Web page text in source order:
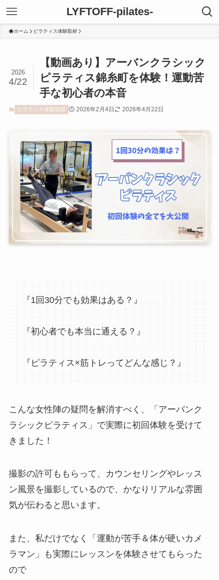
LYFTOFF-pilates-
ホーム ピラティス体験取材
【動画あり】アーバンクラシック
ピラティス錦糸町を体験！運動苦
手な初心者の本音
2026
4/22
ピラティス体験取材 2026年2月4日 2026年4月22日
『1回30分でも効果はある？』
『初心者でも本当に通える？』
『ピラティス×筋トレってどんな感じ？』
こんな女性陣の疑問を解消すべく、「アーバンク
ラシックピラティス」で実際に初回体験を受けて
きました！
撮影の許可ももらって、カウンセリングやレッス
ン風景を撮影しているので、かなりリアルな雰囲
気が伝わると思います。
また、私だけでなく「運動が苦手＆体が硬いカメ
ラマン」も実際にレッスンを体験させてもらった
ので